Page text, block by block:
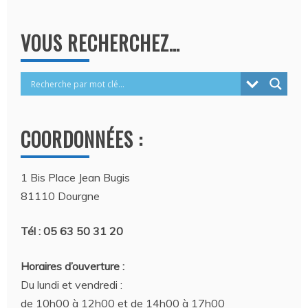
VOUS RECHERCHEZ…
COORDONNÉES :
1 Bis Place Jean Bugis
81110 Dourgne
Tél : 05 63 50 31 20
Horaires d’ouverture :
Du lundi et vendredi :
de 10h00 à 12h00 et de 14h00 à 17h00